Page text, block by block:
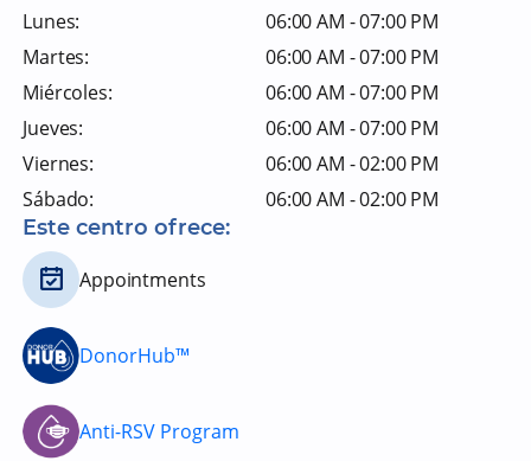
Lunes:
06:00 AM - 07:00 PM
Martes:
06:00 AM - 07:00 PM
Miércoles:
06:00 AM - 07:00 PM
Jueves:
06:00 AM - 07:00 PM
Viernes:
06:00 AM - 02:00 PM
Sábado:
06:00 AM - 02:00 PM
Este centro ofrece:
Appointments
DonorHub™
Anti-RSV Program